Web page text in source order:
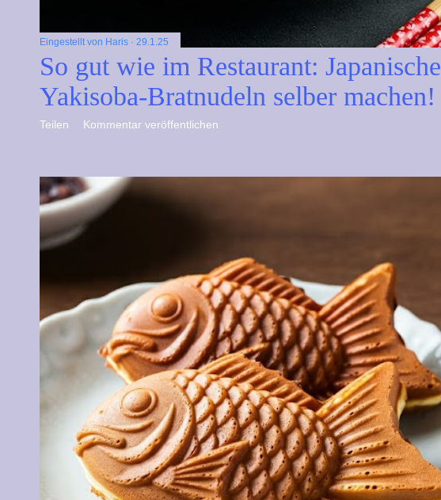
Eingestellt von Haris 29.1.25
So gut wie im Restaurant: Japanische
Yakisoba-Bratnudeln selber machen!
Teilen Kommentar veröffentlichen